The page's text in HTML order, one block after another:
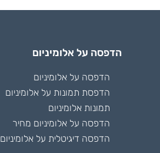
הדפסה על אלומיניום
הדפסה על אלומיניום
הדפסת תמונות על אלומיניום
תמונות אלומיניום
הדפסה על אלומיניום מחיר
הדפסה דיגיטלית על אלומיניום